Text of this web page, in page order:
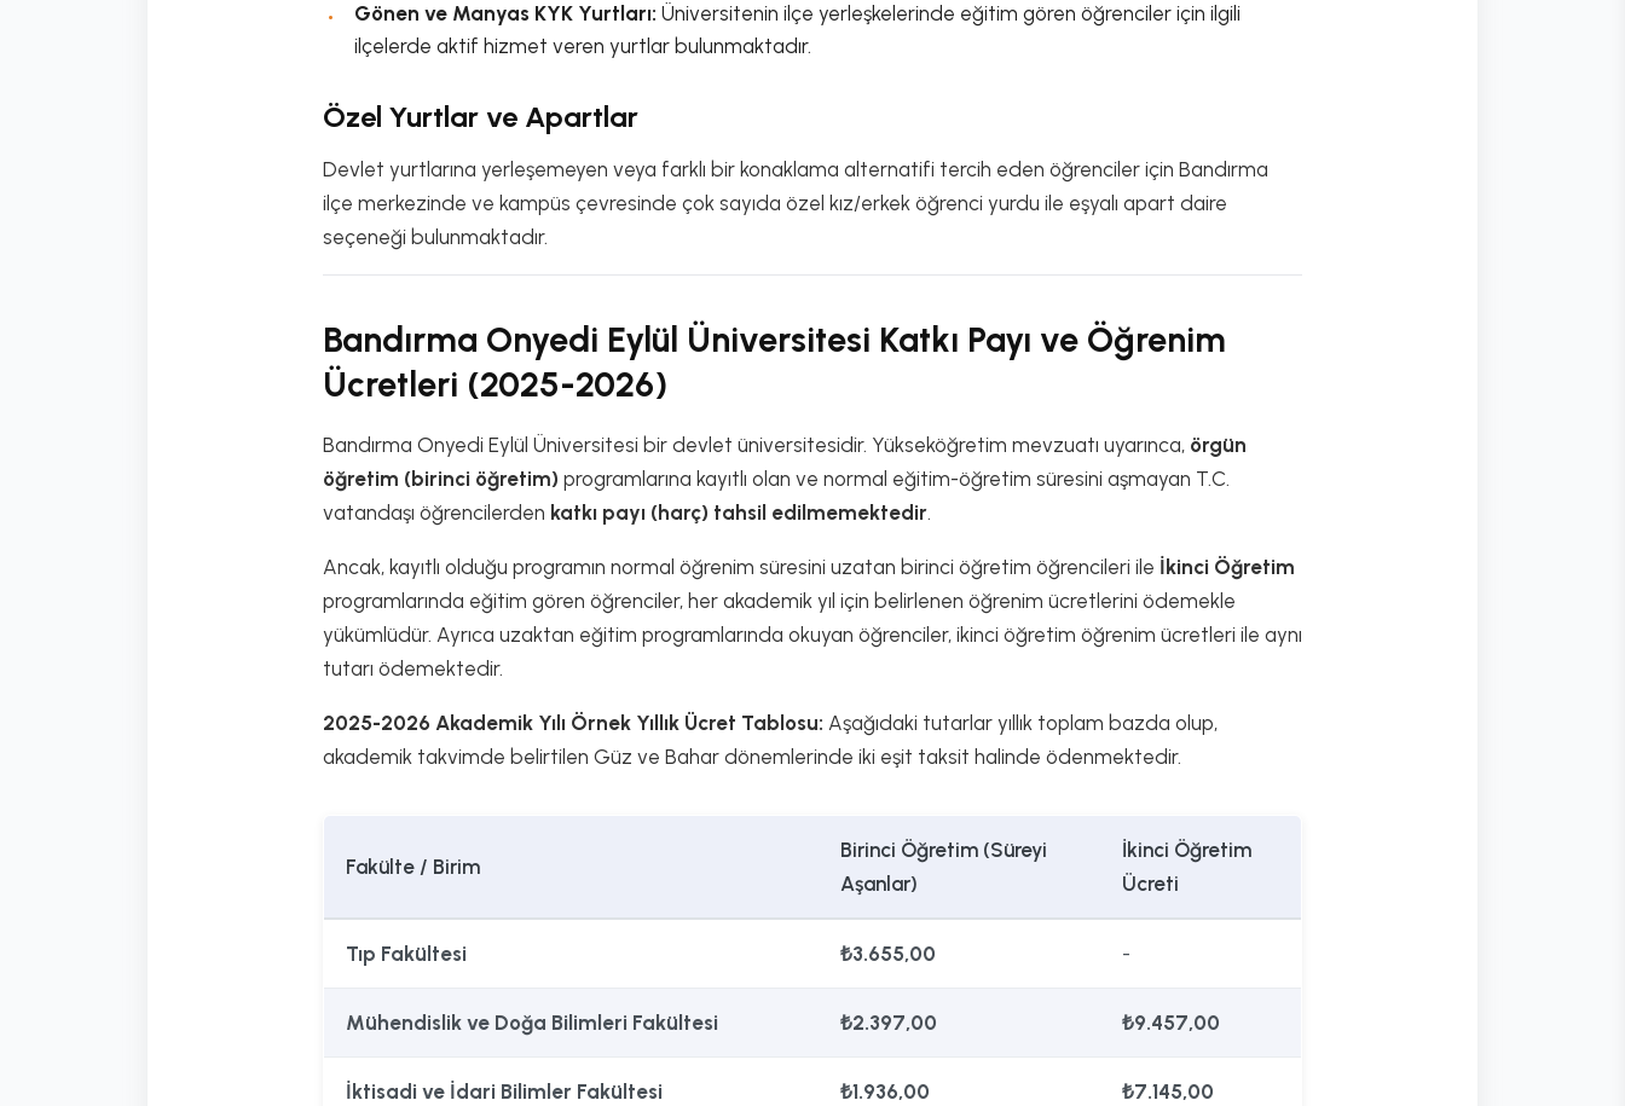
Gönen ve Manyas KYK Yurtları: Üniversitenin ilçe yerleşkelerinde eğitim gören öğrenciler için ilgili
ilçelerde aktif hizmet veren yurtlar bulunmaktadır.
Özel Yurtlar ve Apartlar
Devlet yurtlarına yerleşemeyen veya farklı bir konaklama alternatifi tercih eden öğrenciler için Bandırma
ilçe merkezinde ve kampüs çevresinde çok sayıda özel kız/erkek öğrenci yurdu ile eşyalı apart daire
seçeneği bulunmaktadır.
Bandırma Onyedi Eylül Üniversitesi Katkı Payı ve Öğrenim
Ücretleri (2025-2026)
Bandırma Onyedi Eylül Üniversitesi bir devlet üniversitesidir. Yükseköğretim mevzuatı uyarınca, örgün
öğretim (birinci öğretim) programlarına kayıtlı olan ve normal eğitim-öğretim süresini aşmayan T.C.
vatandaşı öğrencilerden katkı payı (harç) tahsil edilmemektedir.
Ancak, kayıtlı olduğu programın normal öğrenim süresini uzatan birinci öğretim öğrencileri ile İkinci Öğretim
programlarında eğitim gören öğrenciler, her akademik yıl için belirlenen öğrenim ücretlerini ödemekle
yükümlüdür. Ayrıca uzaktan eğitim programlarında okuyan öğrenciler, ikinci öğretim öğrenim ücretleri ile aynı
tutarı ödemektedir.
2025-2026 Akademik Yılı Örnek Yıllık Ücret Tablosu: Aşağıdaki tutarlar yıllık toplam bazda olup,
akademik takvimde belirtilen Güz ve Bahar dönemlerinde iki eşit taksit halinde ödenmektedir.
Fakülte / Birim
Birinci Öğretim (Süreyi
Aşanlar)
İkinci Öğretim
Ücreti
Tıp Fakültesi ₺3.655,00 -
Mühendislik ve Doğa Bilimleri Fakültesi ₺2.397,00 ₺9.457,00
İktisadi ve İdari Bilimler Fakültesi ₺1.936,00 ₺7.145,00